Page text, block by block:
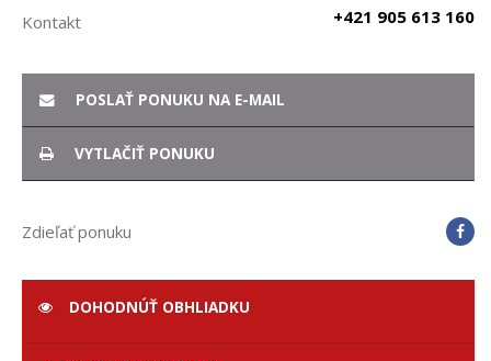
Kontakt +421 905 613 160
POSLAŤ PONUKU NA E-MAIL
VYTLAČIŤ PONUKU
Zdieľať ponuku
DOHODNÚŤ OBHLIADKU